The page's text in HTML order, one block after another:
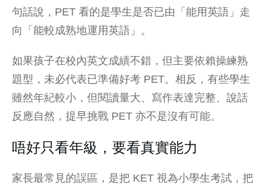
句話說，PET 看的是學生是否已由「能用英語」走
向「能較成熟地運用英語」。
如果孩子在校內英文成績不錯，但主要依賴操練熟
題型，未必代表已準備好考 PET。相反，有些學生
雖然年紀較小，但閱讀量大、寫作表達完整、說話
反應自然，提早挑戰 PET 亦不是沒有可能。
唔好只看年級，要看真實能力
家長最常見的誤區，是把 KET 視為小學生考試，把